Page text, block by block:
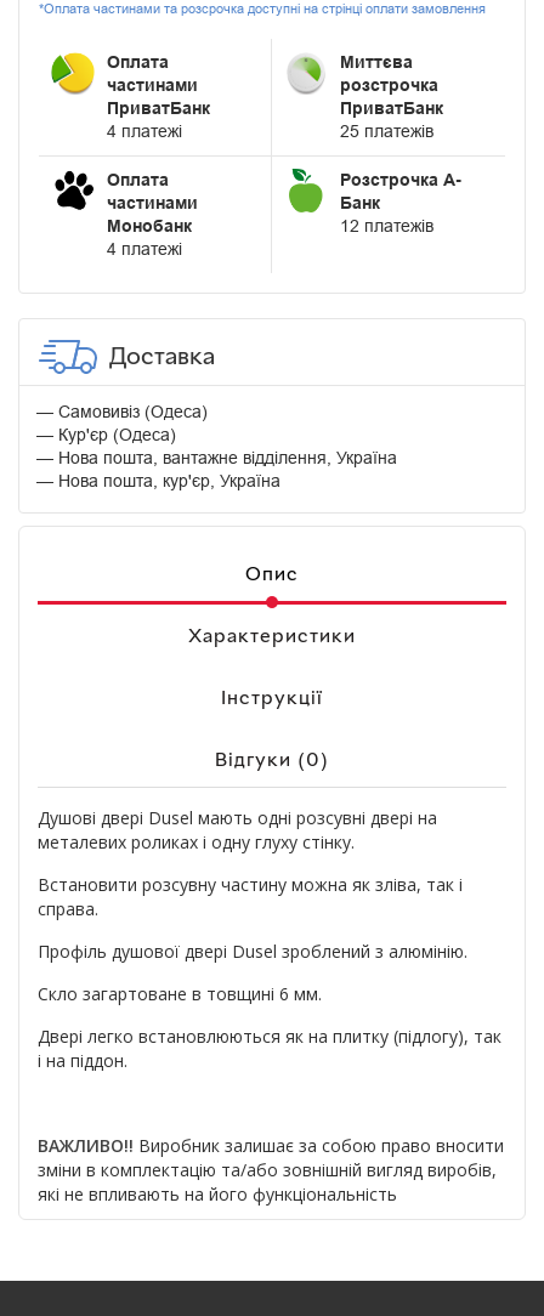
*Оплата частинами та розсрочка доступні на стрінці оплати замовлення
Оплата
частинами
ПриватБанк
4 платежі
Миттєва
розстрочка
ПриватБанк
25 платежів
Оплата
частинами
Монобанк
4 платежі
Розстрочка А-
Банк
12 платежів
Доставка
Самовивіз (Одеса)
Кур'єр (Одеса)
Нова пошта, вантажне відділення, Україна
Нова пошта, кур'єр, Україна
Опис
Характеристики
Інструкції
Відгуки (0)
Душові двері Dusel мають одні розсувні двері на
металевих роликах і одну глуху стінку.
Встановити розсувну частину можна як зліва, так і
справа.
Профіль душової двері Dusel зроблений з алюмінію.
Скло загартоване в товщині 6 мм.
Двері легко встановлюються як на плитку (підлогу), так
і на піддон.
ВАЖЛИВО!! Виробник залишає за собою право вносити
зміни в комплектацію та/або зовнішній вигляд виробів,
які не впливають на його функціональність